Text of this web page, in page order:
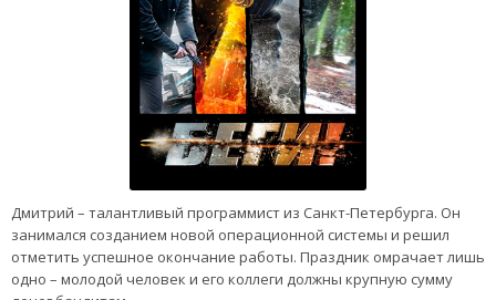
Дмитрий – талантливый программист из Санкт-Петербурга. Он
занимался созданием новой операционной системы и решил
отметить успешное окончание работы. Праздник омрачает лишь
одно – молодой человек и его коллеги должны крупную сумму